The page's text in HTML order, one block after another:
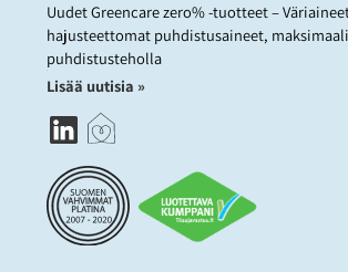
Uudet Greencare zero% -tuotteet –
hajusteettomat puhdistusaineet,
puhdistusteholla
Lisää uutisia »